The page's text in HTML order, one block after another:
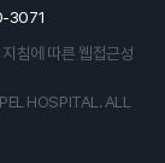
3071
침에 따른 웹접근성
HOSPITAL. ALL